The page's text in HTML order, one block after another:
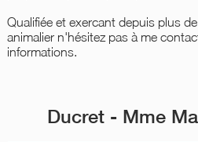
Qualifiée et exercant depuis plus
animalier n'hésitez pas à me
informations.
Ducret - Mme